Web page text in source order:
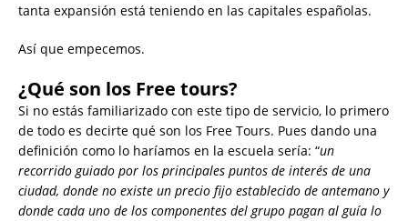
tanta expansión está teniendo en las capitales españolas.
Así que empecemos.
¿Qué son los Free tours?
Si no estás familiarizado con este tipo de servicio, lo primero
de todo es decirte qué son los Free Tours. Pues dando una
definición como lo haríamos en la escuela sería: “un
recorrido guiado por los principales puntos de interés de una
ciudad, donde no existe un precio fijo establecido de antemano y
donde cada uno de los componentes del grupo pagan al guía lo